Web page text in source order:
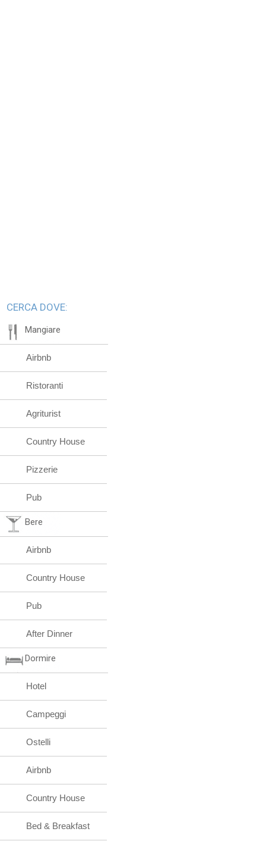
CERCA DOVE:
Mangiare
Airbnb
Ristoranti
Agriturist
Country House
Pizzerie
Pub
Bere
Airbnb
Country House
Pub
After Dinner
Dormire
Hotel
Campeggi
Ostelli
Airbnb
Country House
Bed & Breakfast